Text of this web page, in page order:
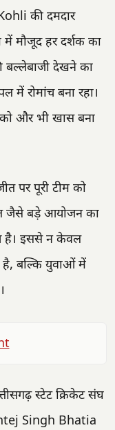
की दमदार
मौजूद हर दर्शक का
बल्लेबाजी देखने का
रोमांच बना रहा।
को और भी खास बना
पर पूरी टीम को
जैसे बड़े आयोजन का
है। इससे न केवल
है, बल्कि युवाओं में
स्टेट क्रिकेट संघ
Singh Bhatia